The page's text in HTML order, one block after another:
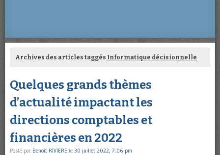
Archives des articles taggés Informatique décisionnelle
Quelques grands thèmes
d’actualité impactant les
directions comptables et
financières en 2022
Posté par Benoît RIVIERE le 30 juillet 2022, 7:06 pm